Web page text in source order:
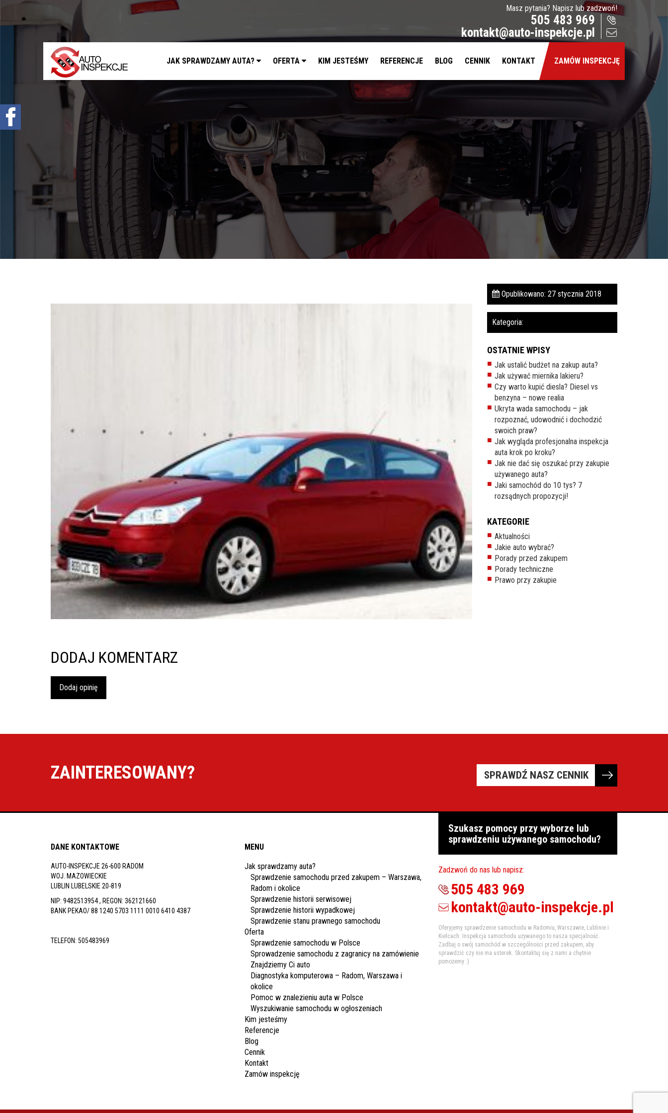
Masz pytania? Napisz lub zadzwoń!
505 483 969
kontakt@auto-inspekcje.pl
JAK SPRAWDZAMY AUTA? OFERTA KIM JESTEŚMY REFERENCJE BLOG CENNIK KONTAKT ZAMÓW INSPEKCJĘ
Sprawdzenie samochodu przed zakupem –
Sprawdzenie historii serwisowej
Sprawdzenie historii wypadkowej
Sprawdzenie stanu prawnego samochodu
Oferta
Sprawdzenie samochodu w Polsce
Sprowadzenie samochodu z zagranicy na
Znajdziemy Ci auto
Diagnostyka komputerowa – Radom, Warszawa i
Pomoc w znalezieniu auta w Polsce
Wyszukiwanie samochodu w ogłoszeniach
Mazowieckie
Opublikowano: 27 stycznia 2018
Kategoria:
OSTATNIE WPISY
Jak ustalić budżet na zakup auta?
Jak używać miernika lakieru?
Czy warto kupić diesla? Diesel vs
benzyna – nowe realia
Ukryta wada samochodu – jak
rozpoznać, udowodnić i dochodzić
swoich praw?
Jak wygląda profesjonalna inspekcja
auta krok po kroku?
Jak nie dać się oszukać przy zakupie
używanego auta?
Jaki samochód do 10 tys? 7
rozsądnych propozycji!
KATEGORIE
Aktualności
Jakie auto wybrać?
Porady przed zakupem
Porady techniczne
Prawo przy zakupie
DODAJ KOMENTARZ
Dodaj opinię
ZAINTERESOWANY? SPRAWDŹ NASZ CENNIK
DANE KONTAKTOWE
AUTO-INSPEKCJE 26-600 RADOM
WOJ. MAZOWIECKIE
LUBLIN LUBELSKIE 20-819
NIP: 9482513954 , REGON: 362121660
BANK PEKAO/ 88 1240 5703 1111 0010 6410 4387
TELEFON: 505483969
MENU
Jak sprawdzamy auta?
Sprawdzenie samochodu przed zakupem – Warszawa,
Radom i okolice
Sprawdzenie historii serwisowej
Sprawdzenie historii wypadkowej
Sprawdzenie stanu prawnego samochodu
Oferta
Sprawdzenie samochodu w Polsce
Sprowadzenie samochodu z zagranicy na zamówienie
Znajdziemy Ci auto
Diagnostyka komputerowa – Radom, Warszawa i
okolice
Pomoc w znalezieniu auta w Polsce
Wyszukiwanie samochodu w ogłoszeniach
Kim jesteśmy
Referencje
Blog
Cennik
Kontakt
Zamów inspekcję
Szukasz pomocy przy wyborze lub
sprawdzeniu używanego samochodu?
Zadzwoń do nas lub napisz:
505 483 969
kontakt@auto-inspekcje.pl
Oferyjemy sprawdzenie samochodu w Radomiu, Warszawie, Lublinie i
Kielcach. Inspekcja samochodu używanego to nasza specjalność.
Zadbaj o swój samochód w szczególności przed zakupem, aby
sprawdzić czy nie ma usterek. Skontaktuj się z nami a chętnie
pomożemy :)